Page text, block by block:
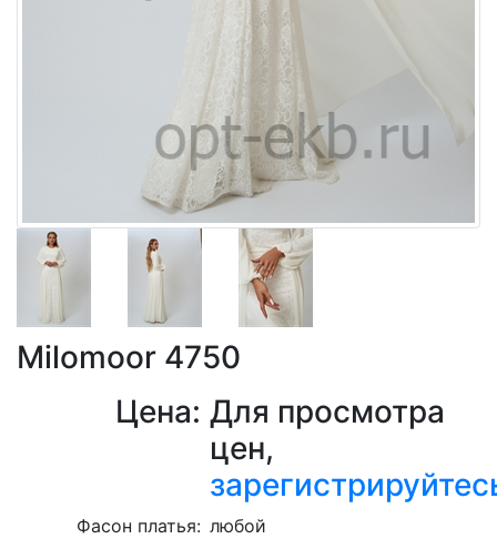
Milomoor 4750
Цена: Для просмотра
цен,
Фасон платья: любой